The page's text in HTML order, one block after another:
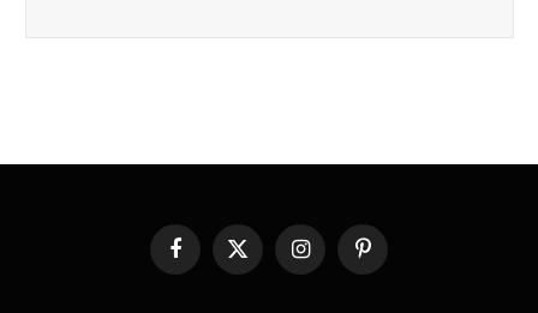
Facebook
X
InstagramPinterest